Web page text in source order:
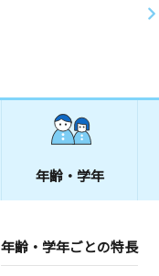
年齢・学年
年齢・学年ごとの特長